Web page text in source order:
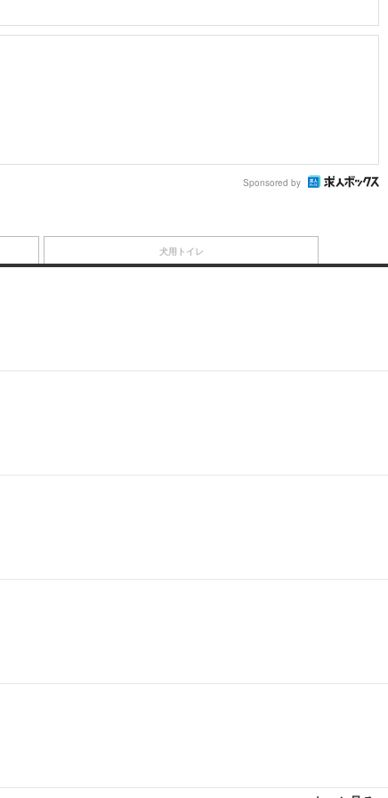
Sponsored by
犬用トイレ